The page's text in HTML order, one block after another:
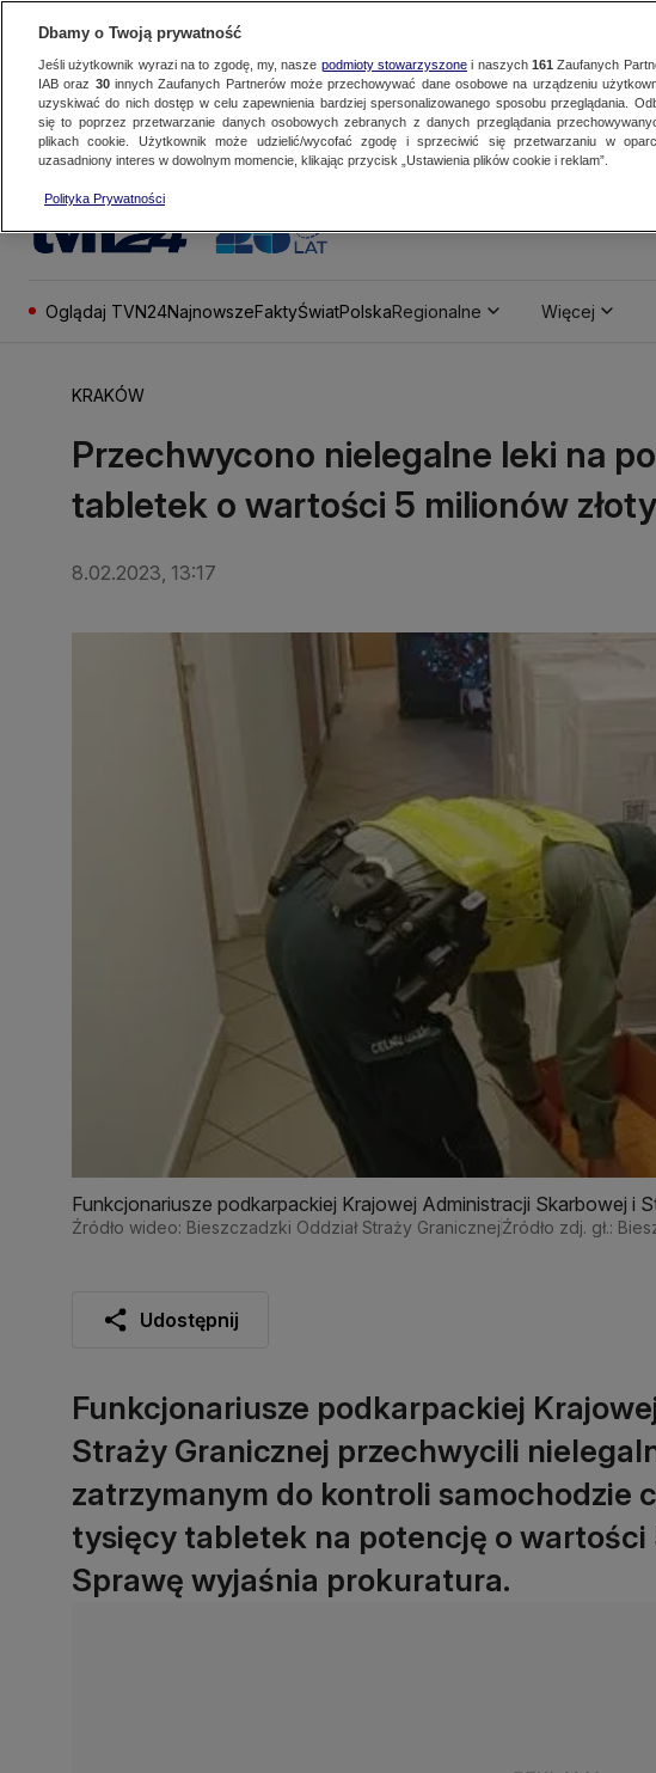
Oglądaj TVN24NajnowszeFaktyŚwiatPolskaRegionalne Więcej
KRAKÓW
Przechwycono nielegalne leki na
tabletek o wartości 5 milionów
8.02.2023, 13:17
Funkcjonariusze podkarpackiej Krajowej Administracji Skarbowej i
nielegalny transport leków
Źródło wideo: Bieszczadzki Oddział Straży GranicznejŹródło zdj. gł.:
Udostępnij
Funkcjonariusze podkarpackiej
Straży Granicznej przechwycili
zatrzymanym do kontroli samochodzie
tysięcy tabletek na potencję o wartości
Sprawę wyjaśnia prokuratura.
Dbamy o Twoją prywatność
Jeśli użytkownik wyrazi na to zgodę, my, nasze podmioty stowarzyszonei naszych 161 Zaufanych
IAB oraz 30innych Zaufanych Partnerów może przechowywać dane osobowe na urządzeniu
uzyskiwać do nich dostęp w celu zapewnienia bardziej spersonalizowanego sposobu przeglądania.
się to poprzez przetwarzanie danych osobowych zebranych z danych przeglądania
plikach cookie. Użytkownik może udzielić/wycofać zgodę i sprzeciwić się przetwarzaniu w
uzasadniony interes w dowolnym momencie, klikając przycisk „Ustawienia plików cookie i reklam”.
Polityka Prywatności